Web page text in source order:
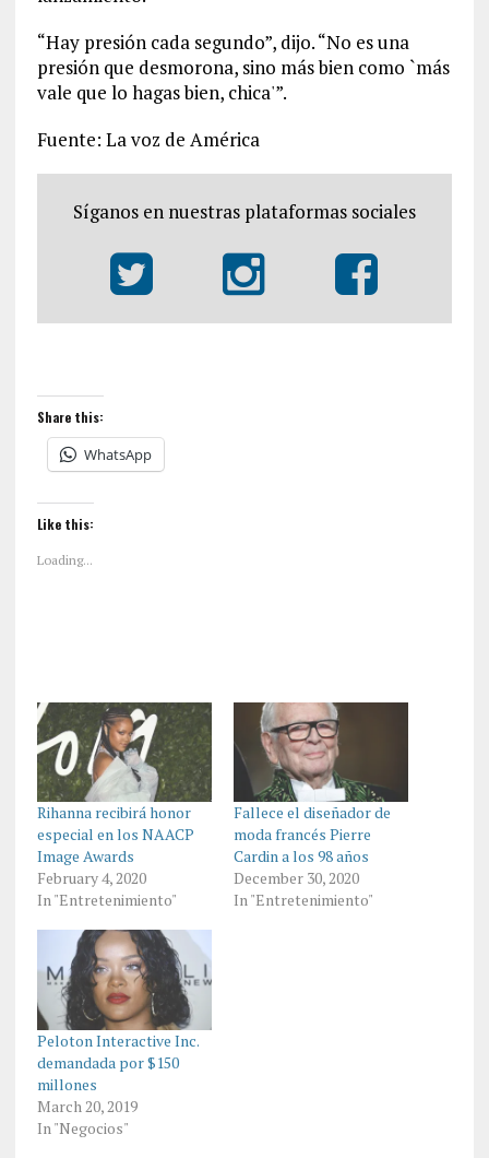
“Hay presión cada segundo”, dijo. “No es una
presión que desmorona, sino más bien como `más
vale que lo hagas bien, chica'”.
Fuente: La voz de América
Síganos en nuestras plataformas sociales
Share this:
WhatsApp
Like this:
Loading...
Rihanna recibirá honor
especial en los NAACP
Image Awards
February 4, 2020
In "Entretenimiento"
Fallece el diseñador de
moda francés Pierre
Cardin a los 98 años
December 30, 2020
In "Entretenimiento"
Peloton Interactive Inc.
demandada por $150
millones
March 20, 2019
In "Negocios"